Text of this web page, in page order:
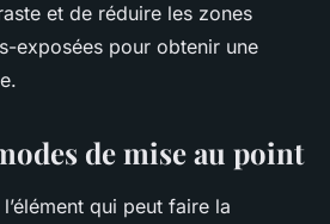
et de réduire les zones
exposées pour obtenir une
de mise au point
qui peut faire la